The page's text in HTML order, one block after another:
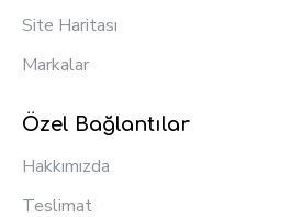
Site Haritası
Markalar
Özel Bağlantılar
Hakkımızda
Teslimat